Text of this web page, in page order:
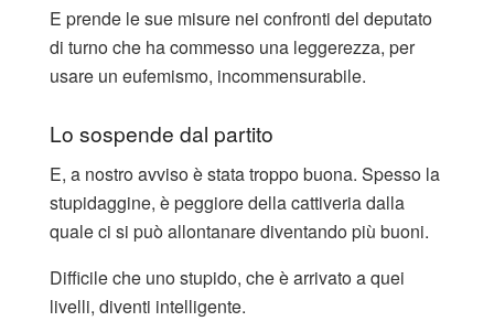
E prende le sue misure nei confronti del deputato
di turno che ha commesso una leggerezza, per
usare un eufemismo, incommensurabile.
Lo sospende dal partito
E, a nostro avviso è stata troppo buona. Spesso la
stupidaggine, è peggiore della cattiveria dalla
quale ci si può allontanare diventando più buoni.
Difficile che uno stupido, che è arrivato a quei
livelli, diventi intelligente.